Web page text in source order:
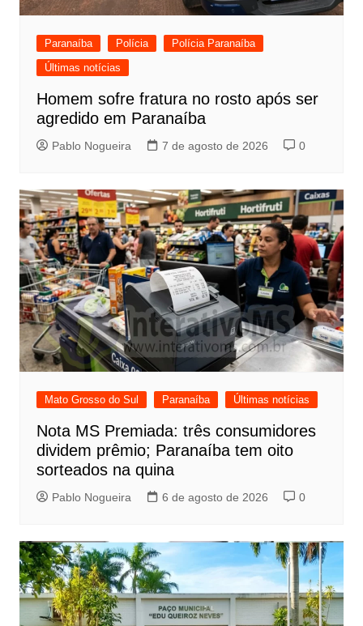
Paranaíba Polícia
Polícia Paranaíba
Últimas notícias
Homem sofre fratura no rosto após ser
agredido em Paranaíba
Pablo Nogueira 7 de agosto de 2026 0
Mato Grosso do Sul Paranaíba Últimas notícias
Nota MS Premiada: três consumidores
dividem prêmio; Paranaíba tem oito
sorteados na quina
Pablo Nogueira 6 de agosto de 2026 0